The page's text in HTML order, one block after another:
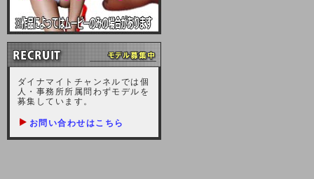
せ】
9月10日（土曜日）AM6：00から
AM8：00（予定）サーバーメンテ
ナンスを致します。ご迷惑をおかけ
しますが、宜しくお願い致します。
2021-10-22 (金)
2021/10/7に起きました地震によ
ダイナマイトチャンネルでは個
人・事務所所属問わずモデルを
募集しています。
お問い合わせはこちら